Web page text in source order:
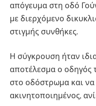
απόγευμα στη οδό
με διερχόμενο
στιγμής συνθήκες.
Η σύγκρουση ήταν
αποτέλεσμα ο οδηγός
στο οδόστρωμα και να
ακινητοποιημένος,